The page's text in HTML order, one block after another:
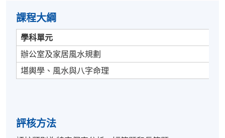
課程​大綱
學科單元
辦公室及家居風水規劃
堪輿學、風水與八字命理
評核方法